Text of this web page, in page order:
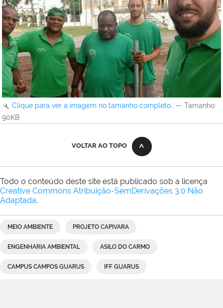
Clique para ver a imagem no tamanho completo… — Tamanho:
90KB
VOLTAR AO TOPO
Todo o conteúdo deste site está publicado sob a licença
Creative Commons Atribuição-SemDerivações 3.0 Não
Adaptada.
MEIO AMBIENTE PROJETO CAPIVARA
ENGENHARIA AMBIENTAL ASILO DO CARMO
CAMPUS CAMPOS GUARUS IFF GUARUS